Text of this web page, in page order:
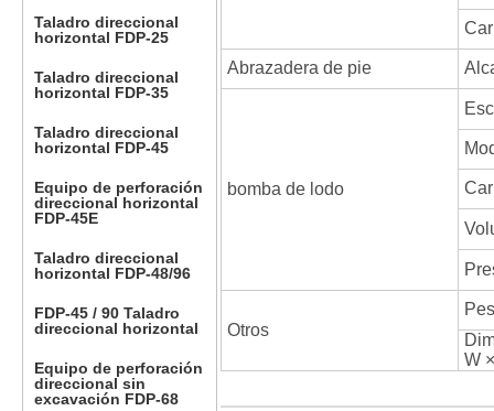
Taladro direccional
horizontal FDP-25
Taladro direccional
horizontal FDP-35
Taladro direccional
horizontal FDP-45
Equipo de perforación
direccional horizontal
FDP-45E
Taladro direccional
horizontal FDP-48/96
FDP-45 / 90 Taladro
direccional horizontal
Equipo de perforación
direccional sin
excavación FDP-68
Abrazadera de pie
bomba de lodo
Otros
W